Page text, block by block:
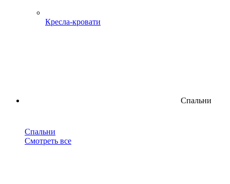
Кресла-кровати
Спальни
Спальни
Смотреть все